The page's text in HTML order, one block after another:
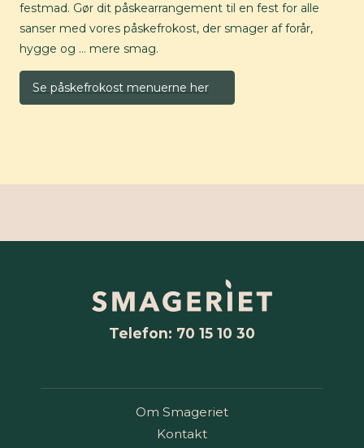
festmad. Gør dit påskearrangement til en fest for alle
sanser med vores påskefrokost, der smager af forår,
hygge og … mere smag.
Se påskefrokost menuerne her
Telefon: 70 15 10 30
Om Smageriet
Kontakt